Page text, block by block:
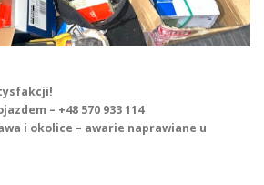
– +48 570 933 114
i okolice – awarie naprawiane u